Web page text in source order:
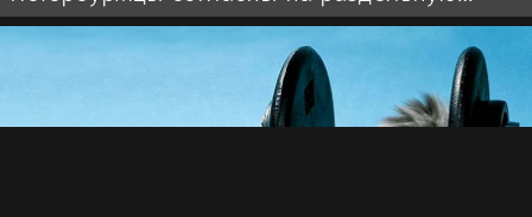
оплату от «Фламенго»